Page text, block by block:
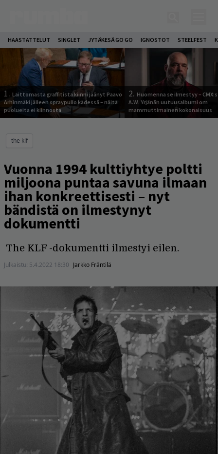
HAASTATTELUT SINGLET JYTÄKESÄ GO GO IGNOSTOT STEELFEST
1. Laittomasta graffitista kiinni jäänyt Paavo
Arhinmäki jälleen spraypullo kädessä – näitä
puolueita ei kiinnosta
2. Huomenna se ilmestyy –
A.W. Yrjänän uutuusalbumi om
mammuttimainen kokonaisuus
the klf
Vuonna 1994 kulttiyhtye poltti
miljoona puntaa savuna ilmaan
ihan konkreettisesti – nyt
bändistä on ilmestynyt
dokumentti
The KLF -dokumentti ilmestyi eilen.
Julkaistu: 5.4.2022 18:30 Jarkko Fräntilä